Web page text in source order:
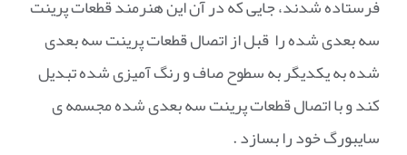
فرستاده شدند، جایی که در آن این هنرمند قطعات پرینت
سه بعدی شده را قبل از اتصال قطعات پرینت سه بعدی
شده به یکدیگر به سطوح صاف و رنگ آمیزی شده تبدیل
کند و با اتصال قطعات پرینت سه بعدی شده مجسمه ی
سایبورگ خود را بسازد .